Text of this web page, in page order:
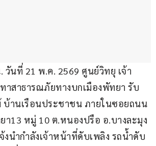
วันที่ 21 พ.ค. 2569 ศูนย์วิทยุ เจ้า
าสาธารณภัยทางบกเมืองพัทยา รับ
บ้านเรือนประชาชน ภายในซอยถนน
า13 หมู่ 10 ต.หนองปรือ อ.บางละมุง
นำกำลังเจ้าหน้าที่ดับเพลิง รถน้ำดับ